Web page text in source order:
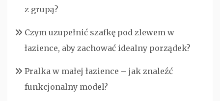
z grupą?
Czym uzupełnić szafkę pod zlewem w
łazience, aby zachować idealny porządek?
Pralka w małej łazience – jak znaleźć
funkcjonalny model?